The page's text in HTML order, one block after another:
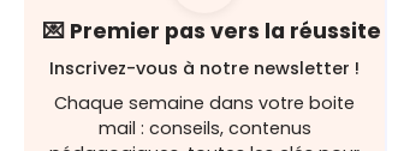
💌 Premier pas vers la réussite
Inscrivez-vous à notre newsletter !
Chaque semaine dans votre boite
mail : conseils, contenus